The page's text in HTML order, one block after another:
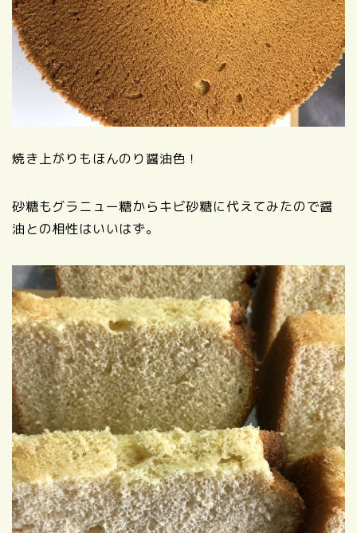
焼き上がりもほんのり醤油色！
砂糖もグラニュー糖からキビ砂糖に代えてみたので醤
油との相性はいいはず。